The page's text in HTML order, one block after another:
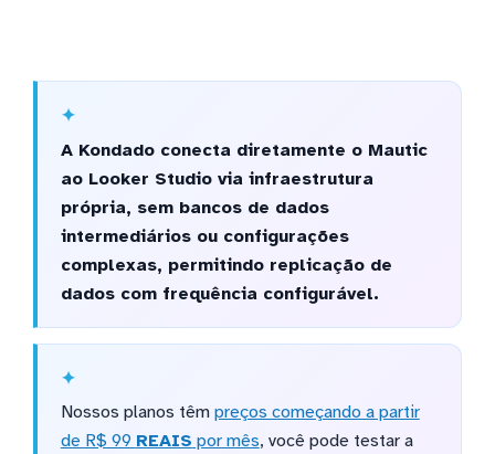
A Kondado conecta diretamente o Mautic
ao Looker Studio via infraestrutura
própria, sem bancos de dados
intermediários ou configurações
complexas, permitindo replicação de
dados com frequência configurável.
Nossos planos têm preços começando a partir
de R$ 99 REAIS por mês, você pode testar a